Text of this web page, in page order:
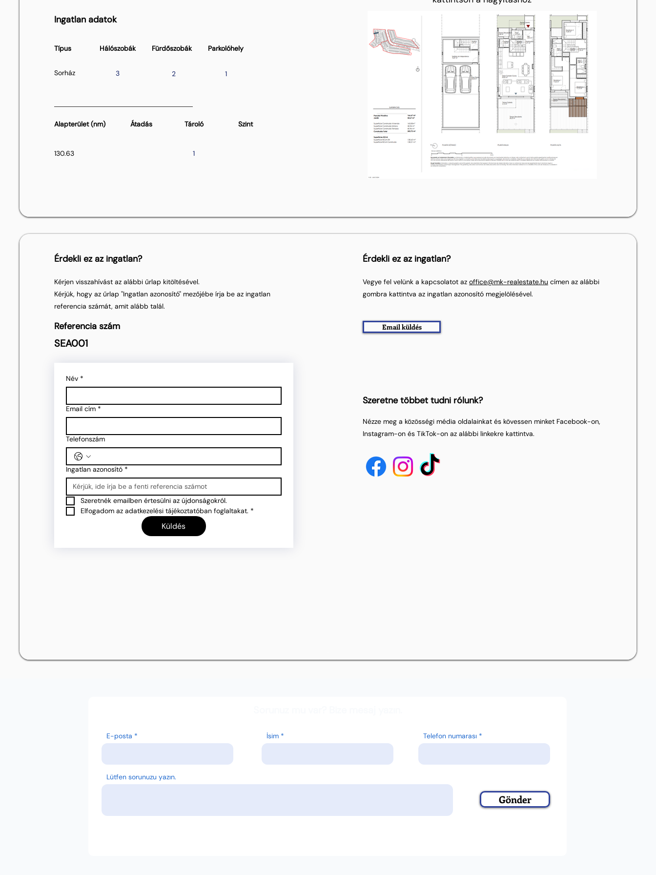
Ingatlan adatok
Típus Hálószobák
Sorház 3
Fürdőszobák
2
Parkolóhely
1
Alapterület (nm) Átadás Tároló
130.63 1
Szint
Érdekli ez az ingatlan?
Kérjen visszahívást az alábbi űrlap kitöltésével.
Kérjük, hogy az űrlap "Ingatlan azonosító" mezőjébe írja be az ingatlan
referencia számát, amit alább talál.
Referencia szám
SEA001
Név *
Email cím *
Telefonszám
Ingatlan azonosító *
Szeretnék emailben értesülni az újdonságokról.
Elfogadom az adatkezelési tájékoztatóban foglaltakat. *
Küldés
Érdekli ez az ingatlan?
Vegye fel velünk a kapcsolatot az office@mk-realestate.hu címen az alábbi
gombra kattintva az ingatlan azonosító megjelölésével.
Email küldés
Szeretne többet tudni rólunk?
Nézze meg a közösségi média oldalainkat és kövessen minket Facebook-on,
Instagram-on és TikTok-on az alábbi linkekre kattintva.
E-posta İsim Telefon numarası
Lütfen sorunuzu yazın.
Gönder